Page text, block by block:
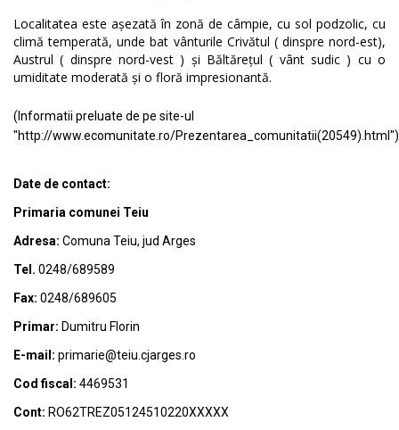
Localitatea este așezată în zonă de câmpie, cu sol podzolic, cu
climă temperată, unde bat vânturile Crivătul ( dinspre nord-est),
Austrul ( dinspre nord-vest ) și Băltărețul ( vânt sudic ) cu o
umiditate moderată și o floră impresionantă.
(Informatii preluate de pe site-ul
"http://www.ecomunitate.ro/Prezentarea_comunitatii(20549).html")
Date de contact:
Primaria comunei Teiu
Adresa: Comuna Teiu, jud Arges
Tel. 0248/689589
Fax: 0248/689605
Primar: Dumitru Florin
E-mail: primarie@teiu.cjarges.ro
Cod fiscal: 4469531
Cont: RO62TREZ05124510220XXXXX